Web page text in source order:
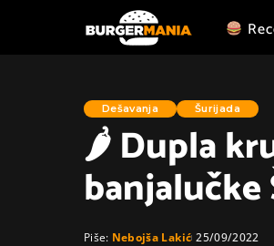
Dešavanja Šurijada
🌶 Dupla
banjalučke
Piše: Nebojša Lakić 25/09/2022